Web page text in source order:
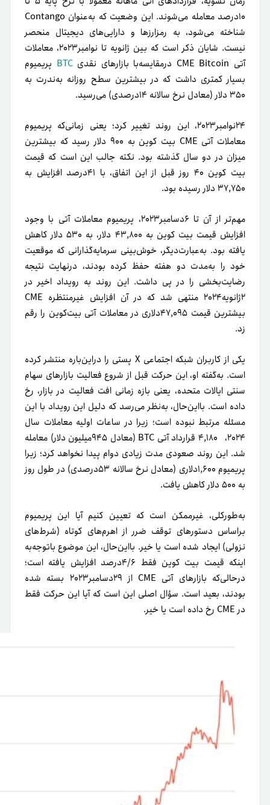
۱۰درصد معامله می‌شوند. این وضعیت که به‌عنوان Contango
شناخته می‌شود، به رمزارزها و دارایی‌های دیجیتال منحصر
نیست. شایان‌ ذکر است که بین ژانویه تا نوامبر‌۲۰۲۳، معاملات
آتی CME Bitcoin درمقایسه‌با بازارهای نقدی
BTC پریمیوم
بسیار کمتری داشت که در بیشترین سطح روزانه به‌ندرت به
۳۵۰ دلار (معادل نرخ سالانه ۱۴درصدی) می‌رسید.
۲۴‌نوامبر‌۲۰۲۳، این روند تغییر کرد؛ یعنی زمانی‌که پریمیوم
معاملات آتی CME بیت کوین به ۹۰۰ دلار رسید که بیشترین
میزان در دو سال گذشته بود. نکته جالب این است که قیمت
بیت کوین ۴۰ روز قبل از این اتفاق، با ۴۱درصد افزایش به
۳۷,۷۵۰ دلار رسیده بود.
مهم‌تر از آن تا ۶‌دسامبر‌۲۰۲۳، پریمیوم معاملات آتی با وجود
افزایش قیمت بیت کوین به ۴۳,۸۰۰ دلار، به ۵۳۰ دلار کاهش‌
یافته بود. به‌عبارت‌دیگر، خوش‌بینی سرمایه‌گذارانی که موقعیت
خود را به‌مدت دو هفته حفظ کرده بودند، در‌نهایت نتیجه
رضایت‌بخشی را در پی داشت. این روند به رویداد اخیر در
۲ژانویه۲۰۲۴ منتهی شد که در آن افزایش غیرمنتظره CME
بیشترین قیمت ۴۷,۰۹۵دلاری در معاملات آتی بیت‌کوین را رقم
زد.
یکی از کاربران شبکه اجتماعی X پستی را دراین‌باره منتشر کرده
است. به‌گفته او، این حرکت قبل از شروع فعالیت بازارهای سهام
سنتی ایالات متحده، یعنی بازه زمانی افت فعالیت در بازار، رخ‌
داده است. بااین‌حال، به‌نظر می‌رسد که دلیل این رویداد با این
مسئله مرتبط نبوده است؛ زیرا در ساعات اولیه معاملات سال
۲۰۲۴، ۴,۱۸۰ قرارداد آتی BTC (معادل ۹۴۵میلیون دلار) معامله
شد. این روند صعودی مدت زیادی دوام پیدا نخواهد کرد؛ زیرا
پریمیوم ۱,۶۰۰دلاری (معادل نرخ سالانه ۵۳درصدی) در طول روز
به ۵۰۰ دلار کاهش یافت.
به‌طورکلی، غیرممکن است که تعیین کنیم آیا این پریمیوم
بر‌اساس دستورهای توقف ضرر از اهرم‌های کوتاه (شرط‌های
نزولی) ایجاد شده است یا خیر. بااین‌حال، این موضوع باتوجه‌به
اینکه قیمت بیت کوین فقط ۴/۶درصد افزایش ‌یافته است؛
درحالی‌که بازارهای آتی CME از ۲۹دسامبر۲۰۲۳ بسته شده
بودند، بعید است. سؤال اصلی این است که آیا این حرکت فقط
در CME رخ داده است یا خیر.